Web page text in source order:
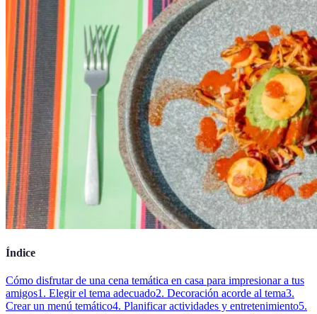
Índice
Cómo disfrutar de una cena temática en casa para impresionar a tus
amigos1. Elegir el tema adecuado2. Decoración acorde al tema3.
Crear un menú temático4. Planificar actividades y entretenimiento5.